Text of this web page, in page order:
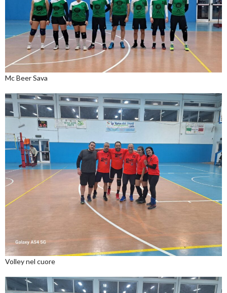
Mc Beer Sava
Volley nel cuore